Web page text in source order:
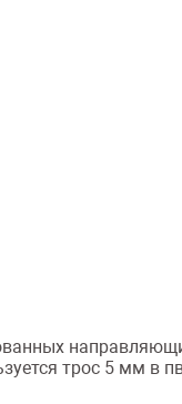
трос 5 мм в